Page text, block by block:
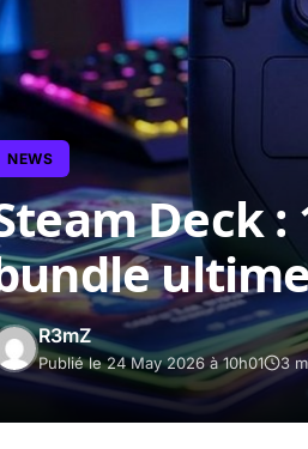
NEWS
Deck :
R3mZ
Publié le 24 May 2026 à 10h01 3